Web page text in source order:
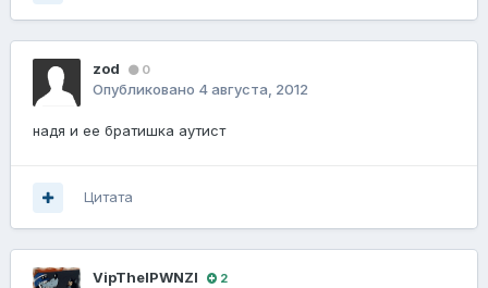
zod 0
Опубликовано 4 августа, 2012
надя и ее братишка аутист
Цитата
VipThelPWNZl 2